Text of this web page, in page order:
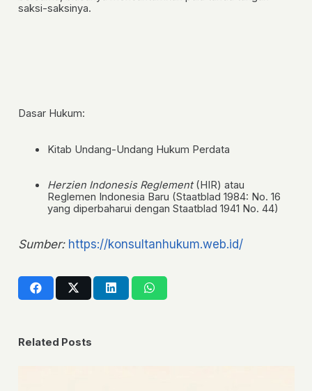
saksi-saksinya.
Dasar Hukum:
Kitab Undang-Undang Hukum Perdata
Herzien Indonesis Reglement(HIR) atau
Reglemen Indonesia Baru (Staatblad 1984: No. 16
yang diperbaharui dengan Staatblad 1941 No. 44)
Sumber: https://konsultanhukum.web.id/
Related Posts